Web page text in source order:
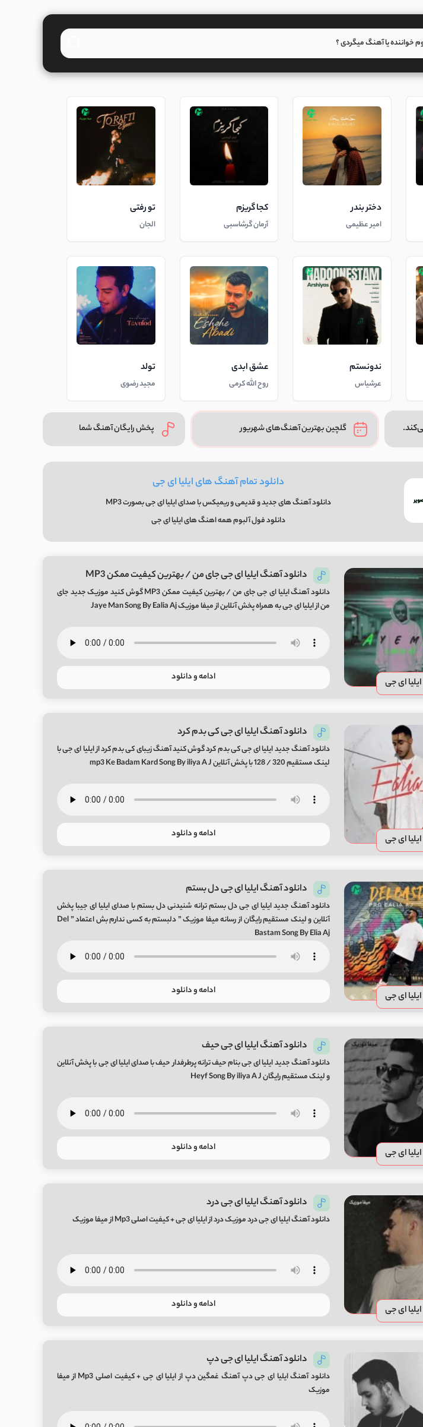
دختر بندر
امیر عظیمی
کجا گریزم
آرمان گرشاسبی
تو رفتی
الجان
ندونستم
عرشیاس
عشق ابدی
روح الله کرمی
تولد
مجید رضوی
گلچین بهترین آهنگ‌های شهریور پخش رایگان آهنگ شما
دانلود تمام آهنگ های ایلیا ای جی
دانلود آهنگ های جدید و قدیمی و ریمیکس با صدای ایلیا ای جی بصورت MP3
دانلود فول آلبوم همه اهنگ های ایلیا ای جی
ایلیا ای جی
دانلود آهنگ ایلیا ای جی جای من / بهترین کیفیت ممکن MP3
دانلود آهنگ ایلیا ای جی جای من / بهترین کیفیت ممکن MP3 گوش کنید موزیک جدید جای
من از ایلیا ای جی به همراه پخش آنلاین از میفا موزیک Jaye Man Song By Ealia Aj
ادامه و دانلود
ایلیا ای جی
دانلود آهنگ ایلیا ای جی کی بدم کرد
دانلود آهنگ جدید ایلیا ای جی کی بدم کرد گوش کنید آهنگ زیبای کی بدم کرد از ایلیا ای جی با
لینک مستقیم 320 / 128 با پخش آنلاین mp3 Ke Badam Kard Song By iliya A J
ادامه و دانلود
ایلیا ای جی
دانلود آهنگ ایلیا ای جی دل بستم
دانلود آهنگ جدید ایلیا ای جی دل بستم ترانه شنیدنی دل بستم با صدای ایلیا ای جیبا پخش
آنلاین و لینک مستقیم رایگان از رسانه میفا موزیک ” دلبستم به کسی ندارم بش اعتماد ” Del
Bastam Song By Elia Aj
ادامه و دانلود
ایلیا ای جی
دانلود آهنگ ایلیا ای جی حیف
دانلود آهنگ جدید ایلیا ای جی بنام حیف ترانه پرطرفدار حیف با صدای ایلیا ای جی با پخش آنلاین
و لینک مستقیم رایگان Heyf Song By iliya A J
ادامه و دانلود
ایلیا ای جی
دانلود آهنگ ایلیا ای جی درد
دانلود آهنگ ایلیا ای جی درد موزیک درد از ایلیا ای جی + کیفیت اصلی Mp3 از میفا موزیک
ادامه و دانلود
دانلود آهنگ ایلیا ای جی دپ
دانلود آهنگ ایلیا ای جی دپ آهنگ غمگین دپ از ایلیا ای جی + کیفیت اصلی Mp3 از میفا
موزیک